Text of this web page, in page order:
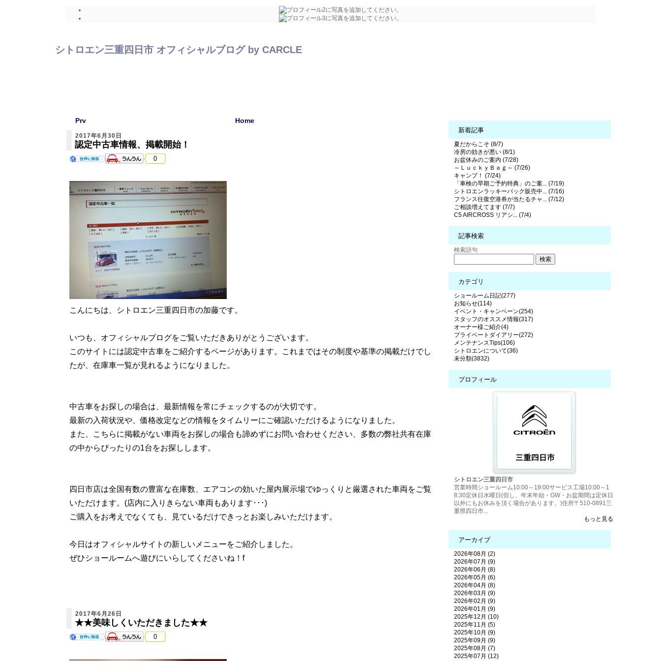
シトロエン三重四日市 オフィシャルブログ by CARCLE
Prv Home
2017年6月30日
認定中古車情報、掲載開始！
0
こんにちは、シトロエン三重四日市の加藤です。
いつも、オフィシャルブログをご覧いただきありがとうございます。
このサイトには認定中古車をご紹介するページがあります。これまではその制度や基準の掲載だけでし
たが、在庫車一覧が見れるようになりました。
中古車をお探しの場合は、最新情報を常にチェックするのが大切です。
最新の入荷状況や、価格改定などの情報をタイムリーにご確認いただけるようになりました。
また、こちらに掲載がない車両をお探しの場合も諦めずにお問い合わせください、多数の弊社共有在庫
の中からぴったりの1台をお探しします。
四日市店は全国有数の豊富な在庫数、エアコンの効いた屋内展示場でゆっくりと厳選された車両をご覧
いただけます。(店内に入りきらない車両もあります･･･)
ご購入をお考えでなくても、見ているだけできっとお楽しみいただけます。
今日はオフィシャルサイトの新しいメニューをご紹介しました。
ぜひショールームへ遊びにいらしてくださいね！f
2017年6月26日
★★美味しくいただきました★★
0
新着記事
夏だからこそ (8/7)
冷房の効きが悪い (8/1)
お盆休みのご案内 (7/28)
～ＬｕｃｋｙＢａｇ～ (7/26)
キャンプ！ (7/24)
「車検の早期ご予約特典」のご案... (7/19)
シトロエンラッキーバック販売中... (7/16)
フランス往復空港券が当たるチャ... (7/12)
ご相談増えてます (7/7)
C5 AIRCROSS リアシ... (7/4)
記事検索
検索語句
カテゴリ
ショールーム日記(277)
お知らせ(114)
イベント・キャンペーン(254)
スタッフのオススメ情報(317)
オーナー様ご紹介(4)
プライベートダイアリー(272)
メンテナンスTips(106)
シトロエンについて(36)
未分類(3832)
プロフィール
シトロエン三重四日市
営業時間ショールーム10:00～19:00サービス工場10:00～1
8:30定休日水曜日(但し、年末年始・GW・お盆期間は定休日
以外にもお休みを頂く場合があります。)住所〒510-0891三
重県四日市...
もっと見る
アーカイブ
2026年08月 (2)
2026年07月 (9)
2026年06月 (8)
2026年05月 (6)
2026年04月 (8)
2026年03月 (9)
2026年02月 (9)
2026年01月 (9)
2025年12月 (10)
2025年11月 (5)
2025年10月 (9)
2025年09月 (9)
2025年08月 (7)
2025年07月 (12)